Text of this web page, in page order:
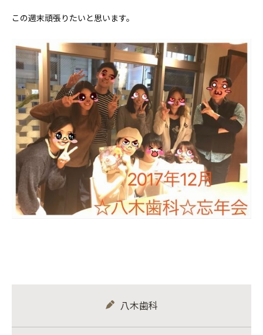
この週末頑張りたいと思います。
八木歯科